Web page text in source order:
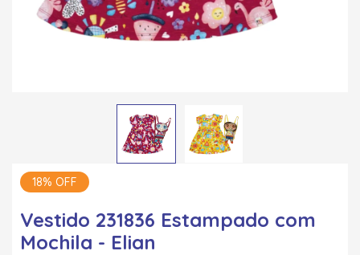
18% OFF
Vestido 231836 Estampado com
Mochila - Elian